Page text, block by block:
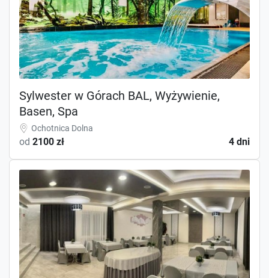
Sylwester w Górach BAL, Wyżywienie,
Basen, Spa
Ochotnica Dolna
od 2100 zł 4 dni